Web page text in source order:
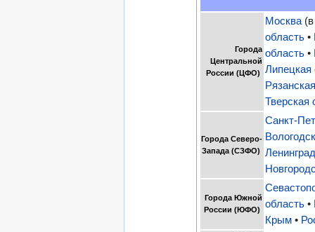
Города
Центральной
России (ЦФО)
Москва
область •
область •
Липецкая
Тверская
Города Северо-
Запада (СЗФО)
Санкт-
Города Южной
России (ЮФО)
область •
Крым •